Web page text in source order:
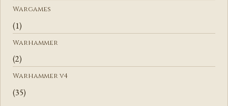
Wargames
(1)
Warhammer
(2)
Warhammer v4
(35)